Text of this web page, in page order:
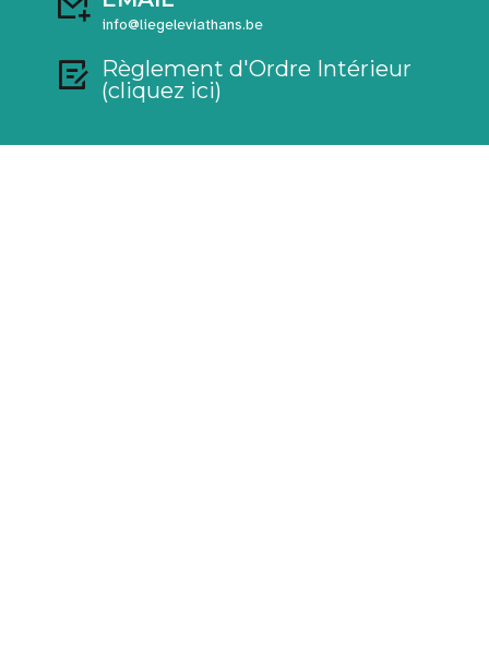
info@liegeleviathans.be
Règlement d'Ordre Intérieur
(cliquez ici)